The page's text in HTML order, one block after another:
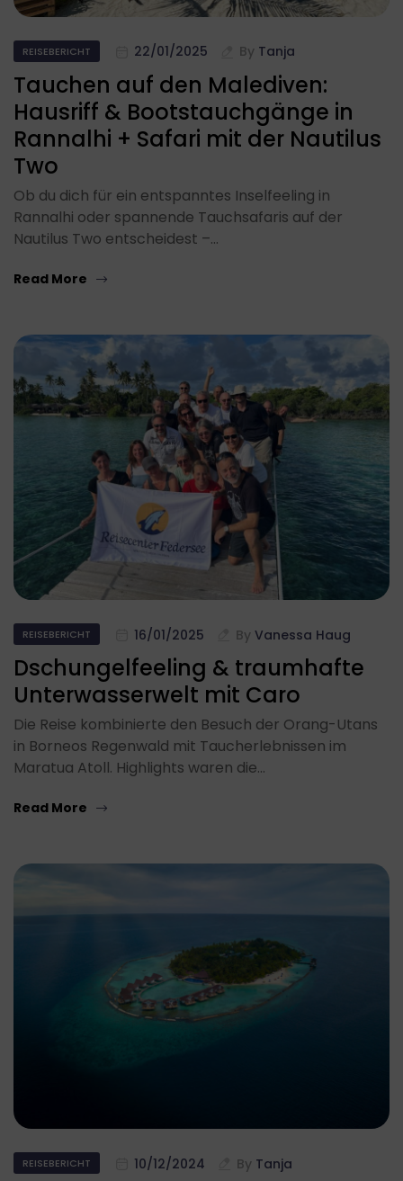
REISEBERICHT 22/01/2025 By Tanja
Tauchen auf den Malediven:
Hausriff & Bootstauchgänge in
Rannalhi + Safari mit der Nautilus
Two
Ob du dich für ein entspanntes Inselfeeling in
Rannalhi oder spannende Tauchsafaris auf der
Nautilus Two entscheidest –…
Read More
REISEBERICHT 16/01/2025 By Vanessa Haug
Dschungelfeeling & traumhafte
Unterwasserwelt mit Caro
Die Reise kombinierte den Besuch der Orang-Utans
in Borneos Regenwald mit Taucherlebnissen im
Maratua Atoll. Highlights waren die…
Read More
REISEBERICHT 10/12/2024 By Tanja